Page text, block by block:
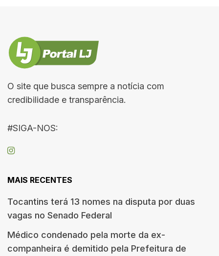
O site que busca sempre a notícia com
credibilidade e transparência.
#SIGA-NOS:
MAIS RECENTES
Tocantins terá 13 nomes na disputa por duas
vagas no Senado Federal
Médico condenado pela morte da ex-
companheira é demitido pela Prefeitura de